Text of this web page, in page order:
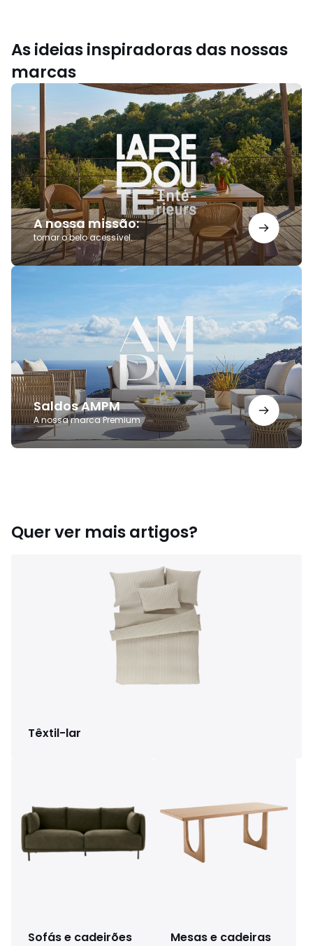
As ideias inspiradoras das nossas
marcas
A nossa missão:
tornar o belo acessível.
A
nossa
Saldos AMPM
A nossa marca Premium
Saldos
Quer ver mais artigos?
Têxtil-lar
Sofás e cadeirões Mesas e cadeiras